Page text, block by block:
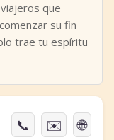
que
su fin
trae tu espíritu
📞 ✉️ 🌐